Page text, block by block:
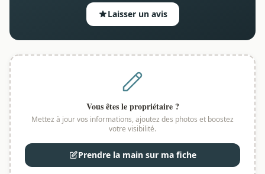
Laisser un avis
Vous êtes le propriétaire ?
Mettez à jour vos informations, ajoutez des photos et boostez
votre visibilité.
Prendre la main sur ma fiche